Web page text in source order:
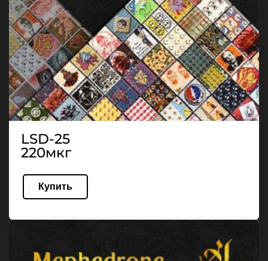
LSD-25
220мкг
Купить